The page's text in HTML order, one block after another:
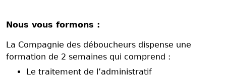
Nous vous formons :
La Compagnie des déboucheurs dispense une
formation de 2 semaines qui comprend :
Le traitement de l’administratif